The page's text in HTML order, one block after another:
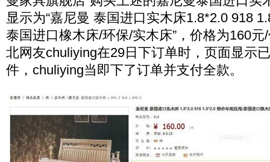
显示为“嘉尼曼 泰国进口实木床1.8*2.0 918
泰国进口橡木床/环保/实木床”，价格为160
北网友chuliying在29日下订单时，页面显示
件，chuliying当即下了订单并支付全款。